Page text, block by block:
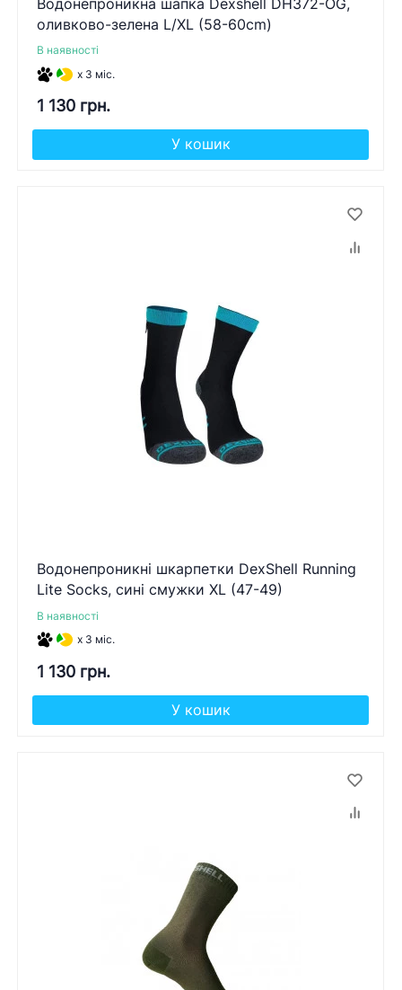
Водонепроникна шапка Dexshell DH372-OG,
оливково-зелена L/XL (58-60cm)
В наявності
x 3 міс.
1 130 грн.
У кошик
Водонепроникні шкарпетки DexShell Running
Lite Socks, сині смужки XL (47-49)
В наявності
x 3 міс.
1 130 грн.
У кошик